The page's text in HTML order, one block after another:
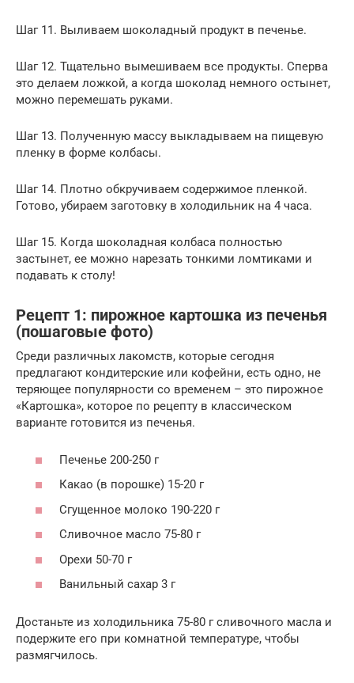
Шаг 11. Выливаем шоколадный продукт в печенье.
Шаг 12. Тщательно вымешиваем все продукты. Сперва
это делаем ложкой, а когда шоколад немного остынет,
можно перемешать руками.
Шаг 13. Полученную массу выкладываем на пищевую
пленку в форме колбасы.
Шаг 14. Плотно обкручиваем содержимое пленкой.
Готово, убираем заготовку в холодильник на 4 часа.
Шаг 15. Когда шоколадная колбаса полностью
застынет, ее можно нарезать тонкими ломтиками и
подавать к столу!
Рецепт 1: пирожное картошка из печенья
(пошаговые фото)
Среди различных лакомств, которые сегодня
предлагают кондитерские или кофейни, есть одно, не
теряющее популярности со временем – это пирожное
«Картошка», которое по рецепту в классическом
варианте готовится из печенья.
Печенье 200-250 г
Какао (в порошке) 15-20 г
Сгущенное молоко 190-220 г
Сливочное масло 75-80 г
Орехи 50-70 г
Ванильный сахар 3 г
Достаньте из холодильника 75-80 г сливочного масла и
подержите его при комнатной температуре, чтобы
размягчилось.